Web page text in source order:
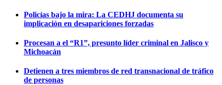
Policías bajo la mira: La CEDHJ documenta su
implicación en desapariciones forzadas
Procesan a el “R1”, presunto líder criminal en Jalisco y
Michoacán
Detienen a tres miembros de red transnacional de tráfico
de personas